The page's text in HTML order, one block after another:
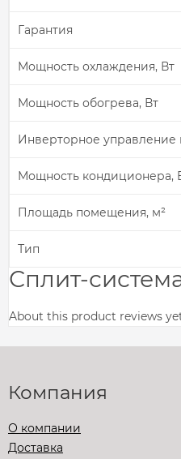
Гарантия
Мощность охлаждения, Вт
Мощность обогрева, Вт
Инверторное
Мощность кондиционера,
Площадь помещения, м²
Тип
Сплит-
About this product reviews
Компания
О компании
Доставка